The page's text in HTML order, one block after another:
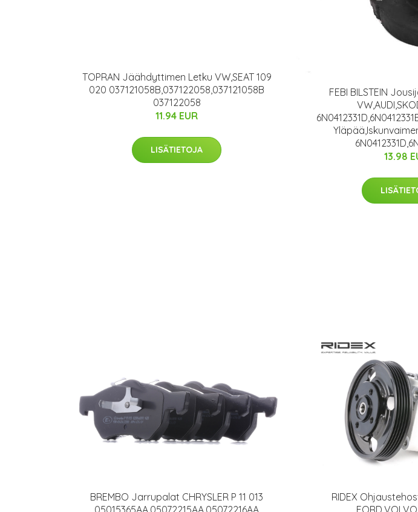
TOPRAN Jäähdyttimen Letku VW,SEAT 109
020 037121058B,037122058,037121058B
037122058
11.94 EUR
LISÄTIETOJA
FEBI BILSTEIN
13.98
BREMBO Jarrupalat CHRYSLER P 11 013
05015365AA,05072215AA,05072216AA
RIDEX